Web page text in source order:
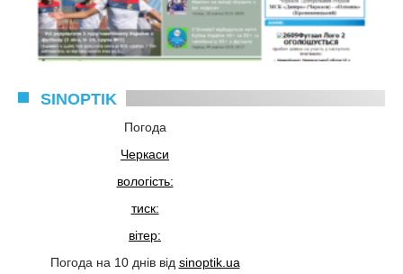
SINOPTIK
Погода
Черкаси
вологість:
тиск:
вітер:
Погода на 10 днів від sinoptik.ua